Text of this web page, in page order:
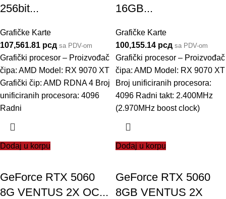
256bit...
Grafičke Karte
107,561.81 рсд sa PDV-om
Grafički procesor – Proizvođač
čipa: AMD Model: RX 9070 XT
Grafički čip: AMD RDNA 4 Broj
unificiranih procesora: 4096
Radni
Dodaj u korpu
16GB...
Grafičke Karte
100,155.14 рсд sa PDV-om
Grafički procesor – Proizvođač
čipa: AMD Model: RX 9070 XT
Broj unificiranih procesora:
4096 Radni takt: 2.400MHz
(2.970MHz boost clock)
Dodaj u korpu
GeForce RTX 5060
8G VENTUS 2X OC...
GeForce RTX 5060
8GB VENTUS 2X